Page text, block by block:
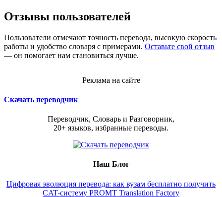
Отзывы пользователей
Пользователи отмечают точность перевода, высокую скорость
работы и удобство словаря с примерами. Оставьте свой отзыв
— он помогает нам становиться лучше.
Реклама на сайте
Скачать переводчик
Переводчик, Словарь и Разговорник,
20+ языков, избранные переводы.
Наш Блог
Цифровая эволюция перевода: как вузам бесплатно получить
CAT-систему PROMT Translation Factory